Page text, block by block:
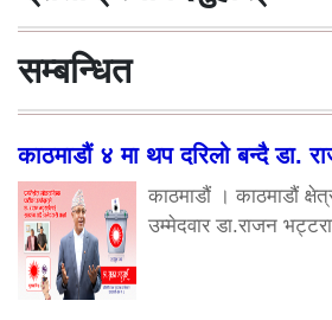
सम्बन्धित
काठमाडौं ४ मा थप दरिलो बन्दै डा.
काठमाडौं । काठमाडौं
उम्मेदवार डा.राजन